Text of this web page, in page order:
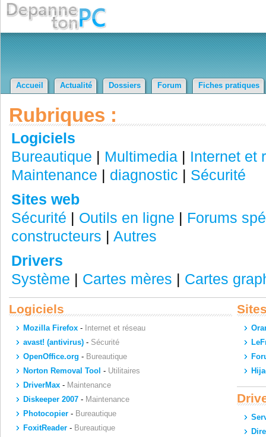
Accueil Actualité Dossiers Forum Fiches pratiques
Rubriques :
Logiciels
Bureautique | Multimedia| Internet et
Maintenance | diagnostic | Sécurité
Sites web
Sécurité | Outils en ligne | Forums
constructeurs | Autres
Drivers
Système | Cartes mères | Cartes
Logiciels
Mozilla Firefox- Internet et réseau
avast! (antivirus)- Sécurité
OpenOffice.org - Bureautique
Norton Removal Tool - Utilitaires
DriverMax- Maintenance
Diskeeper 2007- Maintenance
Photocopier- Bureautique
FoxitReader- Bureautique